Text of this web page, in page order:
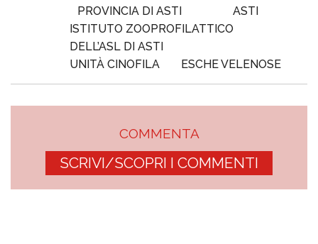
PROVINCIA DI ASTI
ASTI
ISTITUTO ZOOPROFILATTICO
DELL’ASL DI ASTI
UNITÀ CINOFILA
ESCHE VELENOSE
COMMENTA
SCRIVI/SCOPRI I COMMENTI